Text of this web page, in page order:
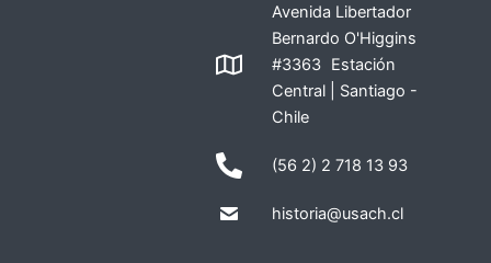
Avenida Libertador
Bernardo O'Higgins
#3363 Estación
Central | Santiago -
Chile
(56 2) 2 718 13 93
historia@usach.cl